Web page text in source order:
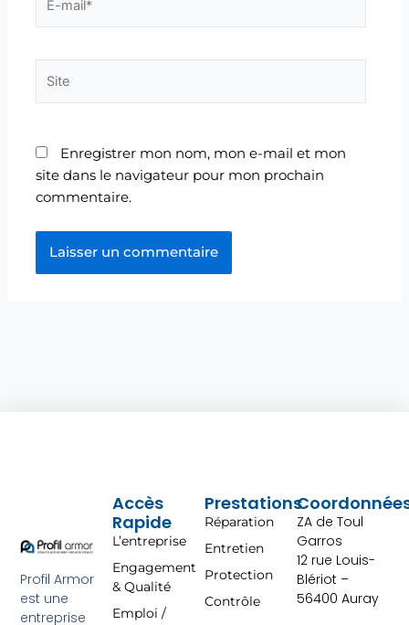
mail*
Enregistrer mon nom, mon e-mail et mon
site dans le navigateur pour mon prochain
commentaire.
Profil Armor
est une
entreprise
Prestations
Réparation
Entretien
Protection
Contrôle
Accès
Rapide
L’entreprise
Engagement
& Qualité
Emploi /
ZA de Toul
Garros
12 rue Louis-
Blériot –
56400 Auray